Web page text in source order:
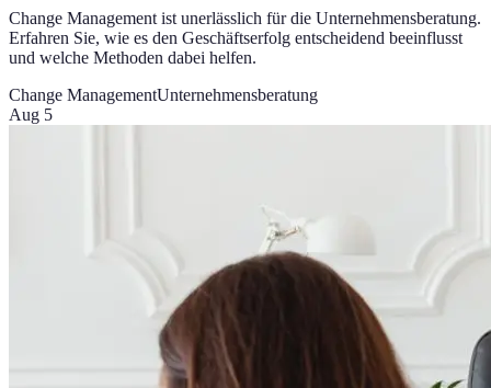
Change Management ist unerlässlich für die Unternehmensberatung.
Erfahren Sie, wie es den Geschäftserfolg entscheidend beeinflusst
und welche Methoden dabei helfen.
Change ManagementUnternehmensberatung
Aug 5